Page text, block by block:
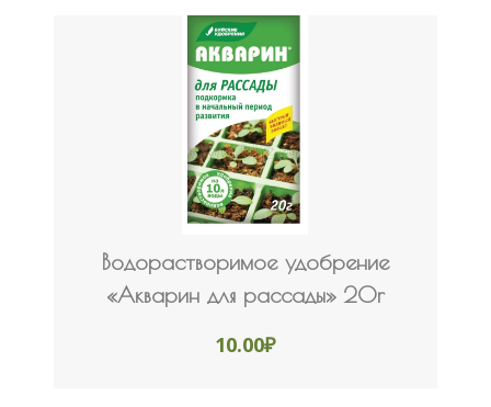
Водорастворимое удобрение
«Акварин для рассады» 20r
10.00₽